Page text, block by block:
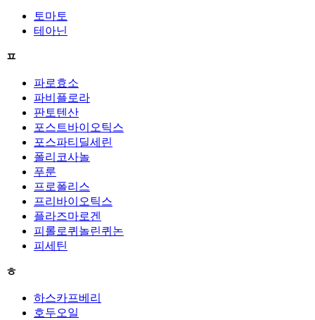
토마토
테아닌
ㅍ
파로효소
파비플로라
판토텐산
포스트바이오틱스
포스파티딜세린
폴리코사놀
푸룬
프로폴리스
프리바이오틱스
플라즈마로겐
피롤로퀴놀린퀴논
피세틴
ㅎ
하스카프베리
호두오일